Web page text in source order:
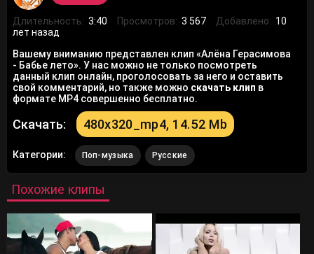
Длительность: 3:40 Просмотров: 3 567 Добавлено: 10
лет назад
Вашему вниманию представлен клип «Алёна Герасимова
- Бабье лето». У нас можно не только посмотреть
данный клип онлайн, проголосовать за него и оставить
свой комментарий, но также можно скачать клип в
формате MP4 совершенно бесплатно.
Скачать: 480x320_mp4, 14.52 Mb
Категории: Поп-музыка Русские
Похожие клипы